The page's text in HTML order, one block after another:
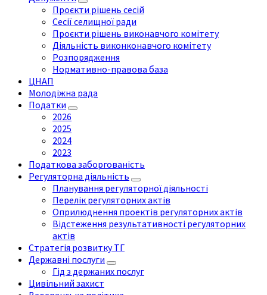
Проєкти рішень сесій
Сесії селищної ради
Проєкти рішень виконавчого комітету
Діяльність виконконавчого комітету
Розпорядження
Нормативно-правова база
ЦНАП
Молодіжна рада
Податки
2026
2025
2024
2023
Податкова заборгованість
Регуляторна діяльність
Планування регуляторної діяльності
Перелік регуляторних актів
Оприлюднення проектів регуляторних актів
Відстеження результативності регуляторних
актів
Стратегія розвитку ТГ
Державні послуги
Гід з держаних послуг
Цивільний захист